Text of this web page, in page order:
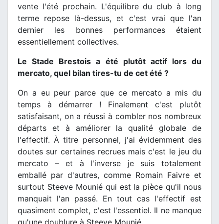
vente l'été prochain. L'équilibre du club à long
terme repose là-dessus, et c'est vrai que l'an
dernier les bonnes performances étaient
essentiellement collectives.
Le Stade Brestois a été plutôt actif lors du
mercato, quel bilan tires-tu de cet été ?
On a eu peur parce que ce mercato a mis du
temps à démarrer ! Finalement c'est plutôt
satisfaisant, on a réussi à combler nos nombreux
départs et à améliorer la qualité globale de
l'effectif. À titre personnel, j'ai évidemment des
doutes sur certaines recrues mais c'est le jeu du
mercato – et à l'inverse je suis totalement
emballé par d'autres, comme Romain Faivre et
surtout Steeve Mounié qui est la pièce qu'il nous
manquait l'an passé. En tout cas l'effectif est
quasiment complet, c'est l'essentiel. Il ne manque
qu'une doublure à Steeve Mounié.